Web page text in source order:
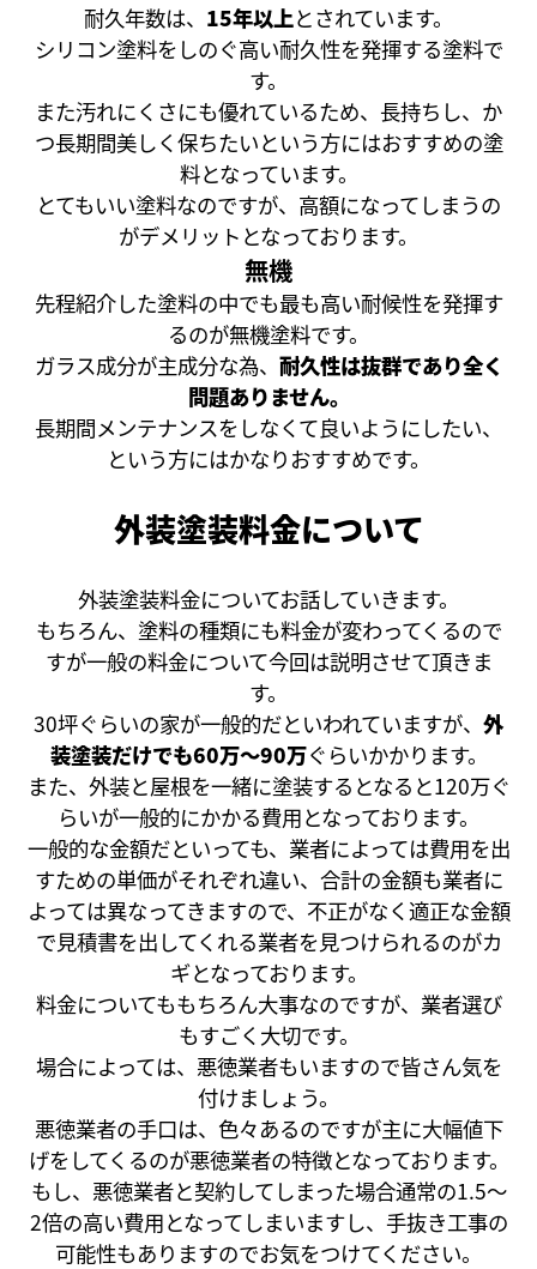
耐久年数は、 15年以上とされています。
シリコン塗料をしのぐ高い耐久性を発揮する塗料で
す。
また汚れにくさにも優れているため、長持ちし、か
つ長期間美しく保ちたいという方にはおすすめの塗
料となっています。
とてもいい塗料なのですが、高額になってしまうの
がデメリットとなっております。
無機
先程紹介した塗料の中でも最も高い耐候性を発揮す
るのが無機塗料です。
ガラス成分が主成分な為、 耐久性は抜群であり全く
問題ありません。
長期間メンテナンスをしなくて良いようにしたい、
という方にはかなりおすすめです。
外装塗装料金について
外装塗装料金についてお話していきます。
もちろん、塗料の種類にも料金が変わってくるので
すが一般の料金について今回は説明させて頂きま
す。
30坪ぐらいの家が一般的だといわれていますが、 外
装塗装だけでも60万～90万ぐらいかかります。
また、外装と屋根を一緒に塗装するとなると120万ぐ
らいが一般的にかかる費用となっております。
一般的な金額だといっても、業者によっては費用を出
すための単価がそれぞれ違い、合計の金額も業者に
よっては異なってきますので、不正がなく適正な金額
で見積書を出してくれる業者を見つけられるのがカ
ギとなっております。
料金についてももちろん大事なのですが、業者選び
もすごく大切です。
場合によっては、悪徳業者もいますので皆さん気を
付けましょう。
悪徳業者の手口は、色々あるのですが主に大幅値下
げをしてくるのが悪徳業者の特徴となっております。
もし、悪徳業者と契約してしまった場合通常の1.5～
2倍の高い費用となってしまいますし、手抜き工事の
可能性もありますのでお気をつけてください。